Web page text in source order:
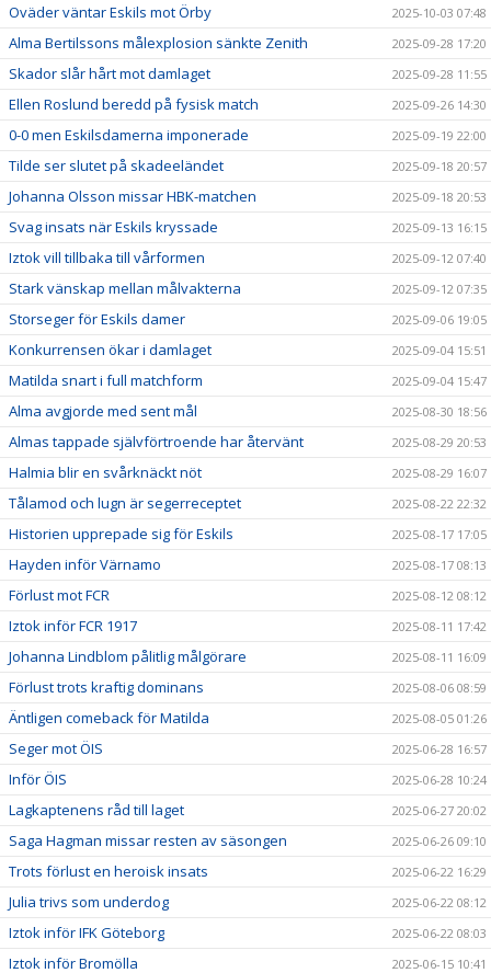
Oväder väntar Eskils mot Örby 2025-10-03 07:48
Alma Bertilssons målexplosion sänkte Zenith 2025-09-28 17:20
Skador slår hårt mot damlaget 2025-09-28 11:55
Ellen Roslund beredd på fysisk match 2025-09-26 14:30
0-0 men Eskilsdamerna imponerade 2025-09-19 22:00
Tilde ser slutet på skadeeländet 2025-09-18 20:57
Johanna Olsson missar HBK-matchen 2025-09-18 20:53
Svag insats när Eskils kryssade 2025-09-13 16:15
Iztok vill tillbaka till vårformen 2025-09-12 07:40
Stark vänskap mellan målvakterna 2025-09-12 07:35
Storseger för Eskils damer 2025-09-06 19:05
Konkurrensen ökar i damlaget 2025-09-04 15:51
Matilda snart i full matchform 2025-09-04 15:47
Alma avgjorde med sent mål 2025-08-30 18:56
Almas tappade självförtroende har återvänt 2025-08-29 20:53
Halmia blir en svårknäckt nöt 2025-08-29 16:07
Tålamod och lugn är segerreceptet 2025-08-22 22:32
Historien upprepade sig för Eskils 2025-08-17 17:05
Hayden inför Värnamo 2025-08-17 08:13
Förlust mot FCR 2025-08-12 08:12
Iztok inför FCR 1917 2025-08-11 17:42
Johanna Lindblom pålitlig målgörare 2025-08-11 16:09
Förlust trots kraftig dominans 2025-08-06 08:59
Äntligen comeback för Matilda 2025-08-05 01:26
Seger mot ÖIS 2025-06-28 16:57
Inför ÖIS 2025-06-28 10:24
Lagkaptenens råd till laget 2025-06-27 20:02
Saga Hagman missar resten av säsongen 2025-06-26 09:10
Trots förlust en heroisk insats 2025-06-22 16:29
Julia trivs som underdog 2025-06-22 08:12
Iztok inför IFK Göteborg 2025-06-22 08:03
Iztok inför Bromölla 2025-06-15 10:41